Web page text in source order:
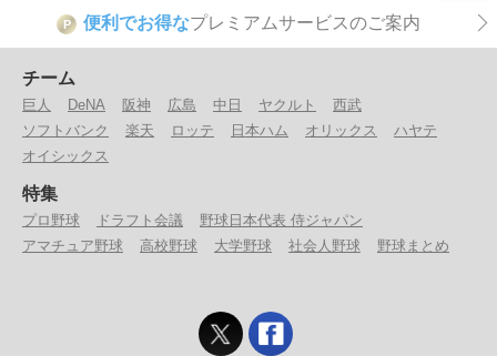
P 便利でお得なプレミアムサービスのご案内
チーム
巨人 DeNA 阪神 広島 中日 ヤクルト
西武
ソフトバンク
楽天 ロッテ 日本ハム オリックス
ハヤテ
オイシックス
特集
プロ野球 ドラフト会議
野球日本代表 侍ジャパン
アマチュア野球
高校野球 大学野球 社会人野球 野球まとめ